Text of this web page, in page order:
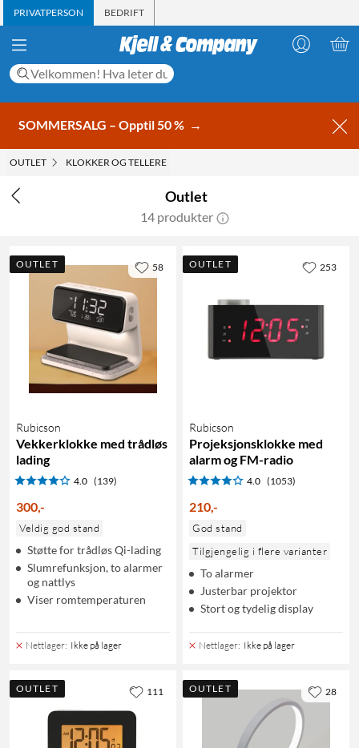
PRIVATPERSON BEDRIFT
SOMMERSALG – Opptil 50 % →
OUTLET KLOKKER OG TELLERE
Outlet
14 produkter
OUTLET
Rubicson
Vekkerklokke med trådløs
lading
4.0 (139)
300,-
Veldig god stand
Støtte for trådløs Qi-lading
Slumrefunksjon, to alarmer
og nattlys
Viser romtemperaturen
Nettlager: Ikke på lager
58 OUTLET
Rubicson
Projeksjonsklokke med
alarm og FM-radio
4.0 (1053)
210,-
God stand
Tilgjengelig i flere varianter
To alarmer
Justerbar projektor
Stort og tydelig display
Nettlager: Ikke på lager
253
OUTLET 111 OUTLET 28